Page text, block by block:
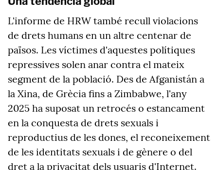
L'informe de HRW també recull violacions
de drets humans en un altre centenar de
països. Les víctimes d'aquestes polítiques
repressives solen anar contra el mateix
segment de la població. Des de Afganistán a
la Xina, de Grècia fins a Zimbabwe, l'any
2025 ha suposat un retrocés o estancament
en la conquesta de drets sexuals i
reproductius de les dones, el reconeixement
de les identitats sexuals i de gènere o del
dret a la privacitat dels usuaris d'Internet.